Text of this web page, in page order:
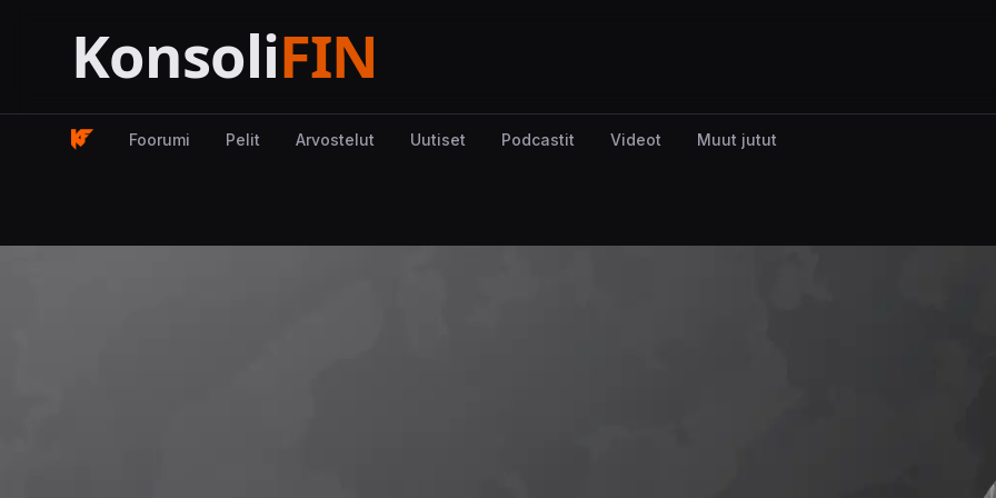
Foorumi Pelit Arvostelut Uutiset Podcastit Videot Muut jutut